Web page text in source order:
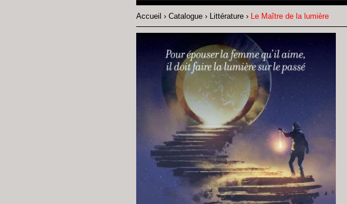
Fil
d'Ariane
Accueil Catalogue Littérature Le Maître de la lumière